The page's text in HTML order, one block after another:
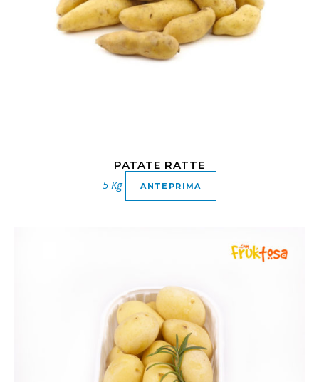
PATATE RATTE
5 Kg ANTEPRIMA